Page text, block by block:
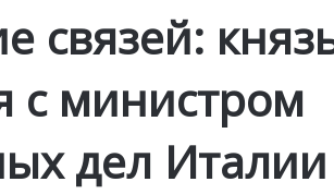
связей:
с министром
дел Италии